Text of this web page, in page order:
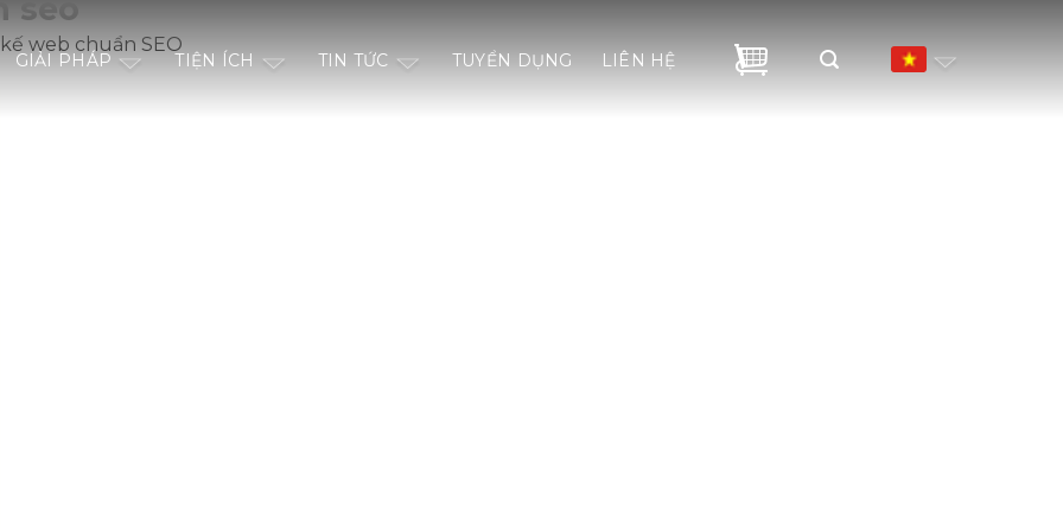
GIẢI PHÁP TIỆN ÍCH TIN TỨC TUYỂN DỤNG LIÊN HỆ
seo
web chuẩn SEO